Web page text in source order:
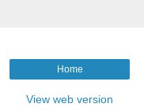
Home
View web version